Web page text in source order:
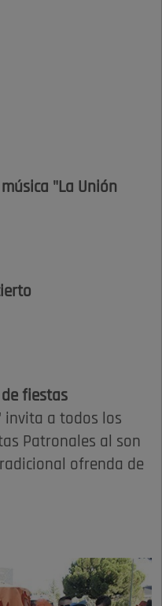
"La Unión
de fiestas
invita a todos los
Patronales al son
ofrenda de